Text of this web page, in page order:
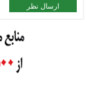
ارسال نظر